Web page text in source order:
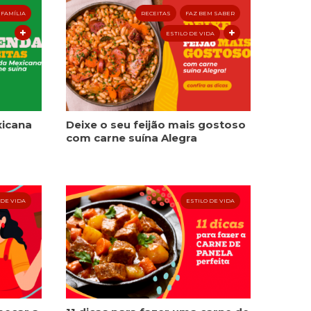
FAMÍLIA RECEITAS FAZ BEM SABER
ESTILO DE VIDA
Deixe o seu feijão mais gostoso
com carne suína Alegra
VIDA ESTILO DE VIDA